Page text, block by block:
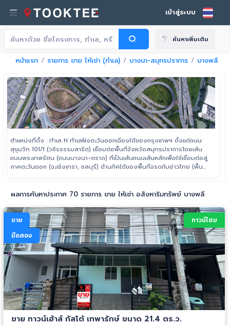
เข้าสู่ระบบ
ค้นหาเพิ่มเติม
หน้าแรก รายการ ขาย ให้เช่า (ทำเล) บางนา-สมุทรปราการ บางพลี
ตำแหน่งที่ตั้ง : ทำเล H ทำเลฝั่งตะวันออกเฉียงใต้ของกรุงเทพฯ ตั้งแต่ถนน
สุขุมวิท 101/1 (วชิรธรรมสาธิต) เชื่อมต่อพื้นที่จังหวัดสมุทรปราการโดยเส้น
ถนนพระเทพรัตน (ถนนบางนา-ตราด) ที่เป็นเส้นถนนเส้นหลักเพื่อใช้เชื่อมต่อสู่
ภาคตะวันออก (ฉะเชิงเทรา, ชลบุรี) ด้านทิศใต้ของพื้นที่จรดกับอ่าวไทย (พื้นที่
ผลการค้นหาประกาศ 70 รายการ ขาย ให้เช่า อสังหาริมทรัพย์ บางพลี
ขาย
มือสอง
ทาวน์โฮม
ขาย ทาวน์เฮ้าส์ กัสโต้ เทพารักษ์ ขนาด 21.4 ตร.ว.